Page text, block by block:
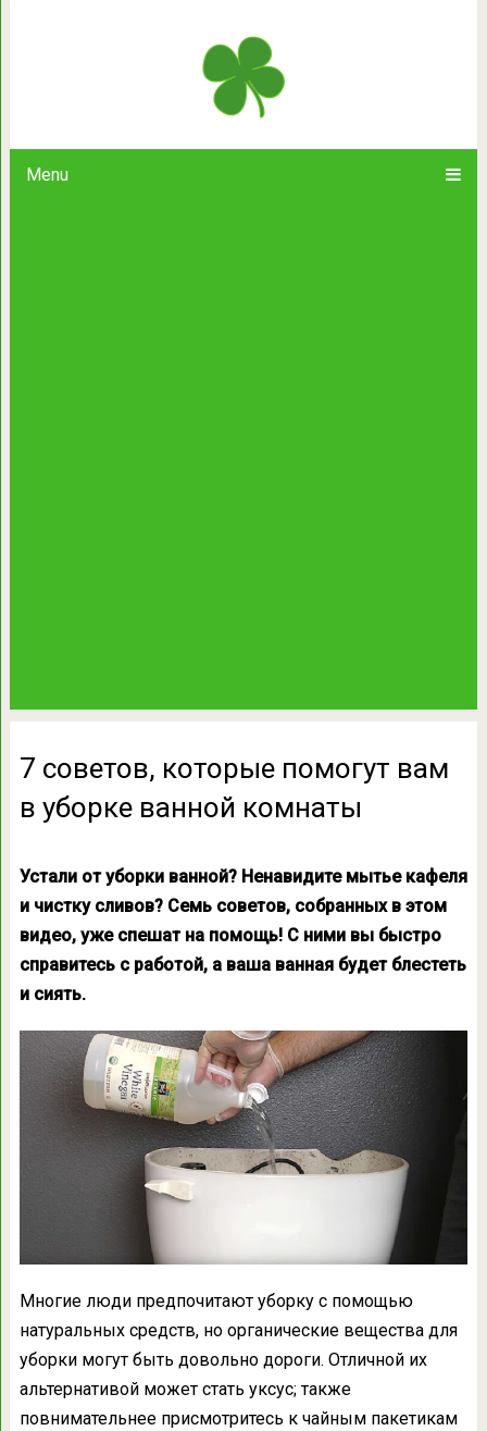
Menu
7 советов, которые помогут
7 советов, которые помогут вам
в уборке ванной комнаты
Устали от уборки ванной? Ненавидите мытье кафеля
и чистку сливов? Семь советов, собранных в этом
видео, уже спешат на помощь! С ними вы быстро
справитесь с работой, а ваша ванная будет блестеть
и сиять.
Многие люди предпочитают уборку с помощью
натуральных средств, но органические вещества для
уборки могут быть довольно дороги. Отличной их
альтернативой может стать уксус; также
повнимательнее присмотритесь к чайным пакетикам